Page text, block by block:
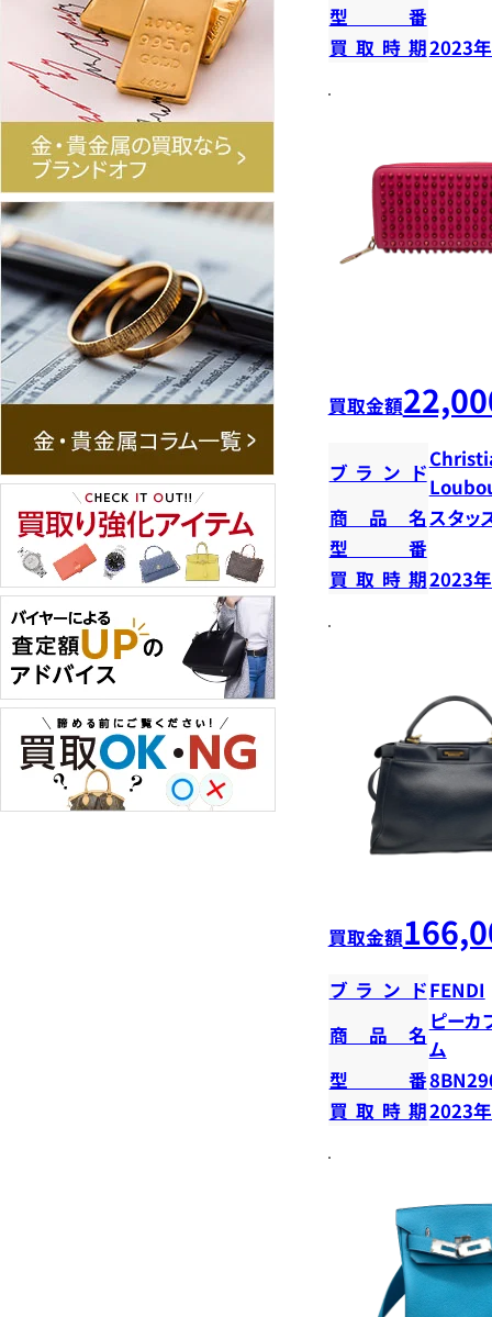
型番
買取時期2023
買取金額
ブランド
商品名スタ
型番
買取時期2023
買取金額
ブランドFENDI
商品名
ピーカ
ム
型番
買取時期2023